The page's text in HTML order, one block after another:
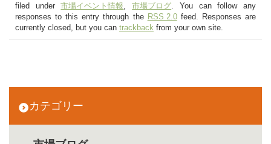
カテゴリー
filed under市場イベント情報,市場ブログ. You can follow any
responses to this entry through the RSS 2.0feed. Responses are
currently closed, but you can trackback from your own site.